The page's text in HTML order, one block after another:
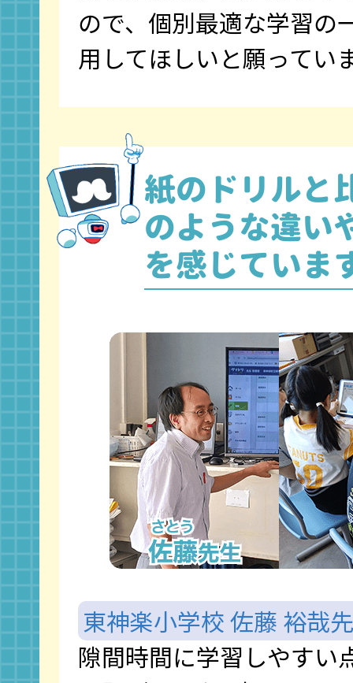
ので、個別最適な学習の
用してほしいと願ってい
紙のドリルと
のような違い
を感じていま
東神楽小学校 佐藤 裕哉
隙間時間に学習しやすい